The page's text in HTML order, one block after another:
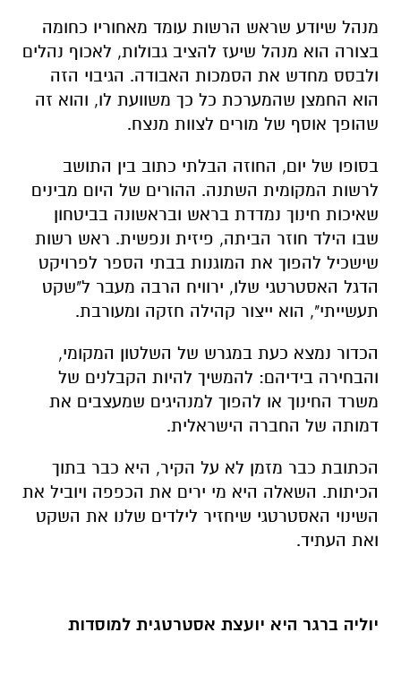
מנהל שיודע שראש הרשות עומד מאחוריו כחומה
בצורה הוא מנהל שיעז להציב גבולות, לאכוף נהלים
ולבסס מחדש את הסמכות האבודה. הגיבוי הזה
הוא החמצן שהמערכת כל כך משוועת לו, והוא זה
שהופך אוסף של מורים לצוות מנצח.
בסופו של יום, החוזה הבלתי כתוב בין התושב
לרשות המקומית השתנה. ההורים של היום מבינים
שאיכות חינוך נמדדת בראש ובראשונה בביטחון
שבו הילד חוזר הביתה, פיזית ונפשית. ראש רשות
שישכיל להפוך את המוגנות בבתי הספר לפרויקט
הדגל האסטרטגי שלו, ירוויח הרבה מעבר ל"שקט
תעשייתי", הוא ייצור קהילה חזקה ומעורבת.
הכדור נמצא כעת במגרש של השלטון המקומי,
והבחירה בידיהם: להמשיך להיות הקבלנים של
משרד החינוך או להפוך למנהיגים שמעצבים את
דמותה של החברה הישראלית.
הכתובת כבר מזמן לא על הקיר, היא כבר בתוך
הכיתות. השאלה היא מי ירים את הכפפה ויוביל את
השינוי האסטרטגי שיחזיר לילדים שלנו את השקט
ואת העתיד.
יוליה ברגר היא יועצת אסטרטגית למוסדות